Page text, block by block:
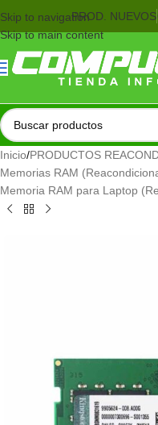
Skip to navigation
Skip to main content
PROD. NUEVOS
Inicio/PRODUCTOS
Memorias RAM
Memoria RAM para Laptop